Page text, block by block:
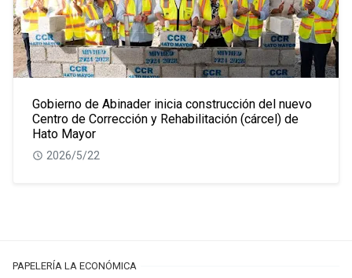
Gobierno de Abinader inicia construcción del nuevo
Centro de Corrección y Rehabilitación (cárcel) de
Hato Mayor
2026/5/22
PAPELERÍA LA ECONÓMICA